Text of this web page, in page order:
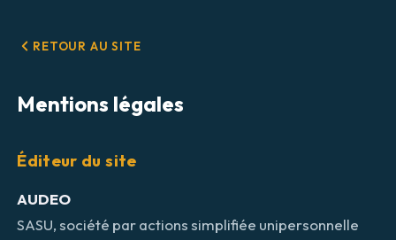
RETOUR AU SITE
Mentions légales
Éditeur du site
AUDEO
SASU, société par actions simplifiée unipersonnelle